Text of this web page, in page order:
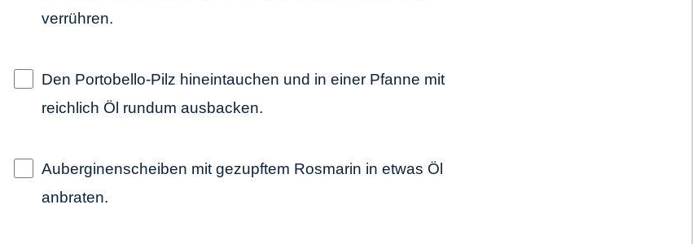
verrühren.
Den Portobello-Pilz hineintauchen und in einer Pfanne mit
reichlich Öl rundum ausbacken.
Auberginenscheiben mit gezupftem Rosmarin in etwas Öl
anbraten.